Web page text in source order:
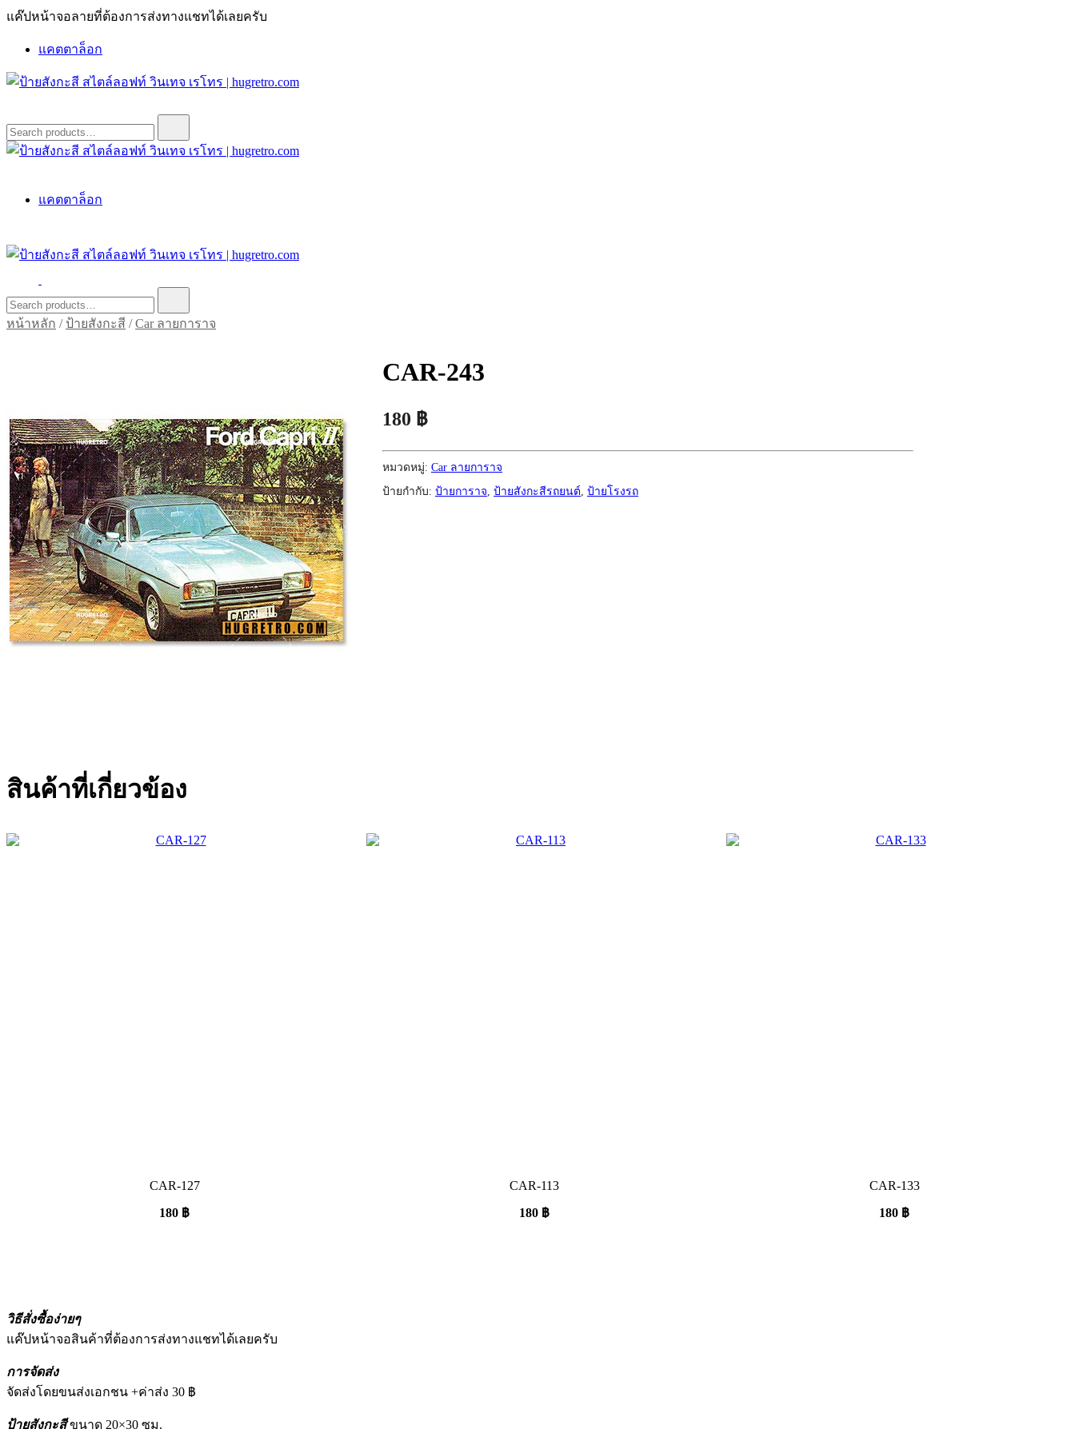
Skip
แค๊ปหน้าจอลายที่ต้องการส่งทางแชทได้เลยครับ
แคตตาล็อก
ป้ายสังกะสี สไตล์ลอฟท์ วินเทจ เรโทร | hugretro.com
ป้ายวินเทจ แต่งบ้าน ร้านกาแฟ ผับ โรงแรม ป้ายโค้ก เป็ปซี่เวสป้าฮาร์เล่ย์โฆษณาเก่าโบราณ มีราคาแบบสวยๆเพียบหรือสั่งทำโทร O8664277II
for:
แคตตาล็อก
ป้ายสังกะสี สไตล์ลอฟท์ วินเทจ เรโทร | hugretro.com
ป้ายวินเทจ แต่งบ้าน ร้านกาแฟ ผับ โรงแรม ป้ายโค้ก เป็ปซี่เวสป้าฮาร์เล่ย์โฆษณาเก่าโบราณ มีราคาแบบสวยๆเพียบหรือสั่งทำโทร O8664277II
for:
หน้าหลัก / ป้ายสังกะสี /Car ลายการาจ
CAR-243
180 ฿
หมวดหมู่: Car ลายการาจ
ป้ายกำกับ: ป้ายการาจ, ป้ายสังกะสีรถยนต์, ป้ายโรงรถ
สินค้าที่เกี่ยวข้อง
CAR-127
180 ฿
CAR-113
180 ฿
CAR-133
180 ฿
วิธีสั่งซื้อง่ายๆ
แค๊ปหน้าจอสินค้าที่ต้องการส่งทางแชทได้เลยครับ
การจัดส่ง
จัดส่งโดยขนส่งเอกชน +ค่าส่ง 30 ฿
ป้ายสังกะสีขนาด 20×30 ซม.